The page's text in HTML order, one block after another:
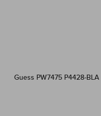
Guess PW7475 P4428-BLA